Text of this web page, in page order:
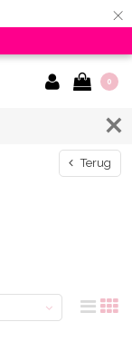
×
0
Terug